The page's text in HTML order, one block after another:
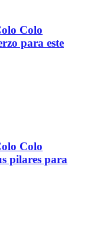
Colo
para este
Colo
pilares para